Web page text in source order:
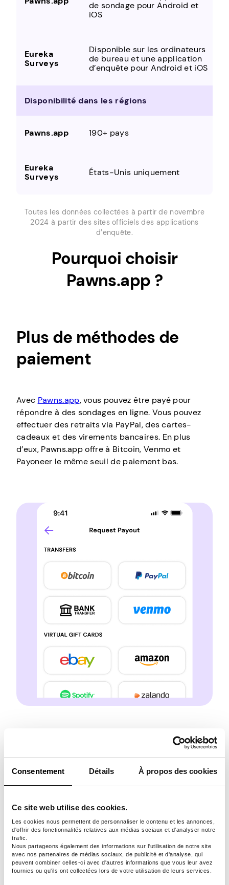
Consentement Détails À propos des cookies
Ce site web utilise des cookies.
Les cookies nous permettent de personnaliser le contenu et les annonces,
d'offrir des fonctionnalités relatives aux médias sociaux et d'analyser notre
trafic.
Nous partageons également des informations sur l'utilisation de notre site
avec nos partenaires de médias sociaux, de publicité et d'analyse, qui
peuvent combiner celles-ci avec d'autres informations que vous leur avez
fournies ou qu'ils ont collectées lors de votre utilisation de leurs services.
de sondage pour Android et
iOS
Disponible sur les ordinateurs
de bureau et une application
d’enquête pour Android et iOS
Disponibilité dans les régions
190+ pays
États-Unis uniquement
Toutes les données collectées à partir de novembre
2024 à partir des sites officiels des applications
d’enquête.
Pourquoi choisir
Pawns.app ?
Plus de méthodes de
paiement
Avec Pawns.app, vous pouvez être payé pour
répondre à des sondages en ligne. Vous pouvez
effectuer des retraits via PayPal, des cartes-
cadeaux et des virements bancaires. En plus
d’eux, Pawns.app offre à Bitcoin, Venmo et
Payoneer le même seuil de paiement bas.
Flux de gains multiples
AvecPawns.app, répondre à des sondages ne
supplémentaire par d’autres moyens. Vous
pouvez jouer à des jeux payants, partager la
bande passante inutilisée, parrainer des amis
et accomplir des quêtes.